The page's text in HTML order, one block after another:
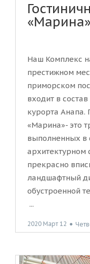
«Марина»
Наш Комплекс
престижном
приморском
входит в
курорта Анапа.
«Марина»- это
выполненных в
архитектурном
прекрасно
ландшафтный
обустроенной
...
2020 Март 12 ●